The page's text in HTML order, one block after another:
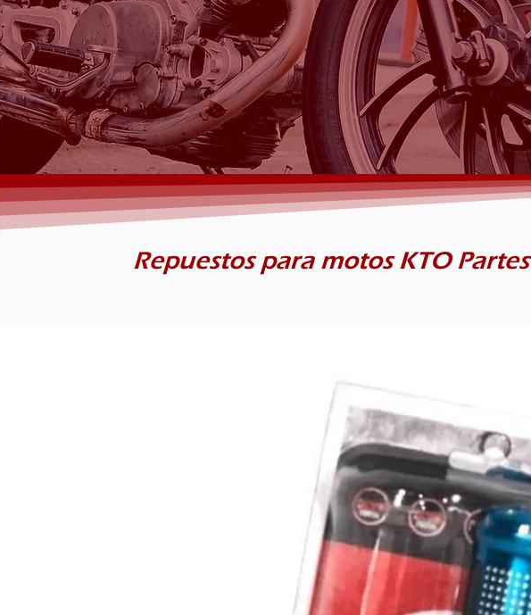
Repuestos para motos KTO Partes